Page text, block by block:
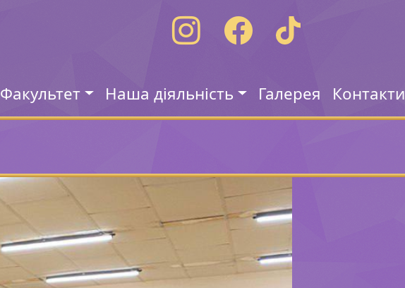
Факультет Наша діяльність Галерея Контакти